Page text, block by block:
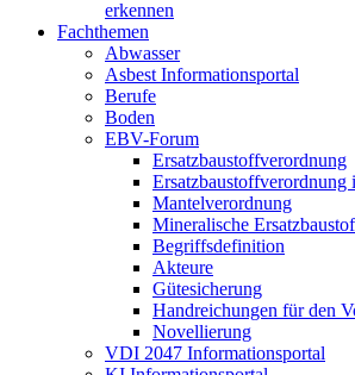
erkennen
Fachthemen
Abwasser
Asbest Informationsportal
Berufe
Boden
EBV-Forum
Ersatzbaustoffverordnung
Ersatzbaustoffverordnung
Mantelverordnung
Mineralische
Begriffsdefinition
Akteure
Gütesicherung
Handreichungen für den
Novellierung
VDI 2047 Informationsportal